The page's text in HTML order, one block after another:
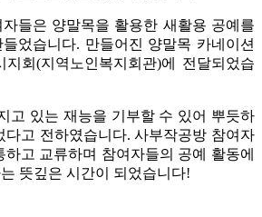
들은 양말목을 활용한 새활용 공예를
었습니다. 만들어진 양말목 카네이션
지회 (지역노인복지회관)에 전달되었습
고 있는 재능을 기부할 수 있어 뿌듯하
다고 전하였습니다.사부작공방 참여자
고 교류하며 참여자들의 공예 활동에
뜻깊은 시간이 되었습니다!